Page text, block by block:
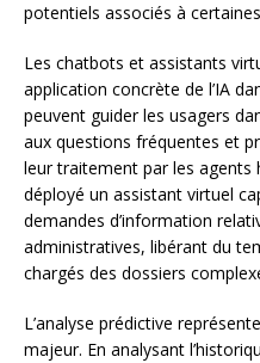
potentiels associés à
Les chatbots et assistants
application concrète de l’IA
peuvent guider les usagers
aux questions fréquentes et
leur traitement par les agents
déployé un assistant virtuel
demandes d’information
administratives, libérant du
chargés des dossiers
L’analyse prédictive
majeur. En analysant